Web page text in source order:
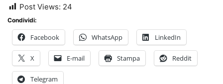
Post Views: 24
Condividi:
Facebook WhatsApp LinkedIn
X E-mail Stampa Reddit
Telegram